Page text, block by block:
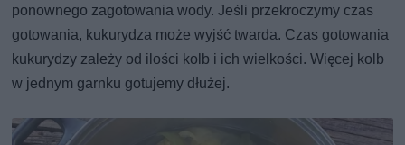
ponownego zagotowania wody. Jeśli przekroczymy czas
gotowania, kukurydza może wyjść twarda. Czas gotowania
kukurydzy zależy od ilości kolb i ich wielkości. Więcej kolb
w jednym garnku gotujemy dłużej.